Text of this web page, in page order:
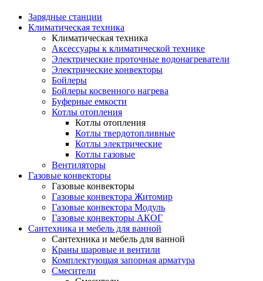
Зарядные станции
Климатическая техника
Климатическая техника
Аксессуары к климатической технике
Электрические проточные водонагреватели
Электрические конвекторы
Бойлеры
Бойлеры косвенного нагрева
Буферные емкости
Котлы отопления
Котлы отопления
Котлы твердотопливные
Котлы электрические
Котлы газовые
Вентиляторы
Газовые конвекторы
Газовые конвекторы
Газовые конвектора Житомир
Газовые конвектора Модуль
Газовые конвекторы АКОГ
Сантехника и мебель для ванной
Сантехника и мебель для ванной
Краны шаровые и вентили
Комплектующая запорная арматура
Смесители